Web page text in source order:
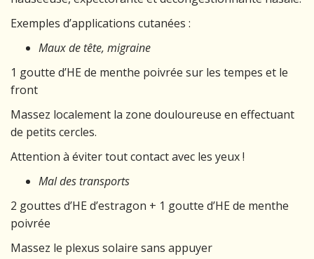
Exemples d’applications cutanées :
Maux de tête, migraine
1 goutte d’HE de menthe poivrée sur les tempes et le
front
Massez localement la zone douloureuse en effectuant
de petits cercles.
Attention à éviter tout contact avec les yeux !
Mal des transports
2 gouttes d’HE d’estragon + 1 goutte d’HE de menthe
poivrée
Massez le plexus solaire sans appuyer